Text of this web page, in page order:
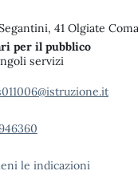
41 Olgiate
per il pubblico
servizi
le indicazioni